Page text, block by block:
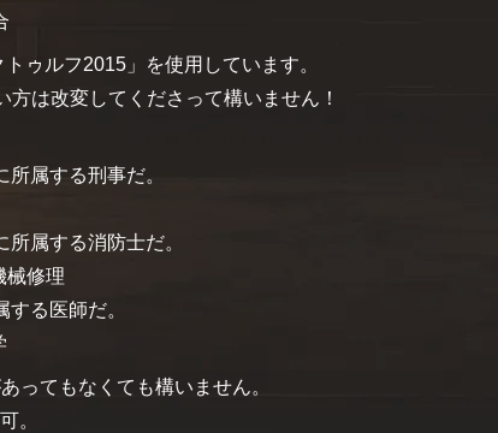
ゥルフ2015」を使用しています。
は改変してくださって構いません！
属する刑事だ。
属する消防士だ。
修理
る医師だ。
ってもなくても構いません。
。